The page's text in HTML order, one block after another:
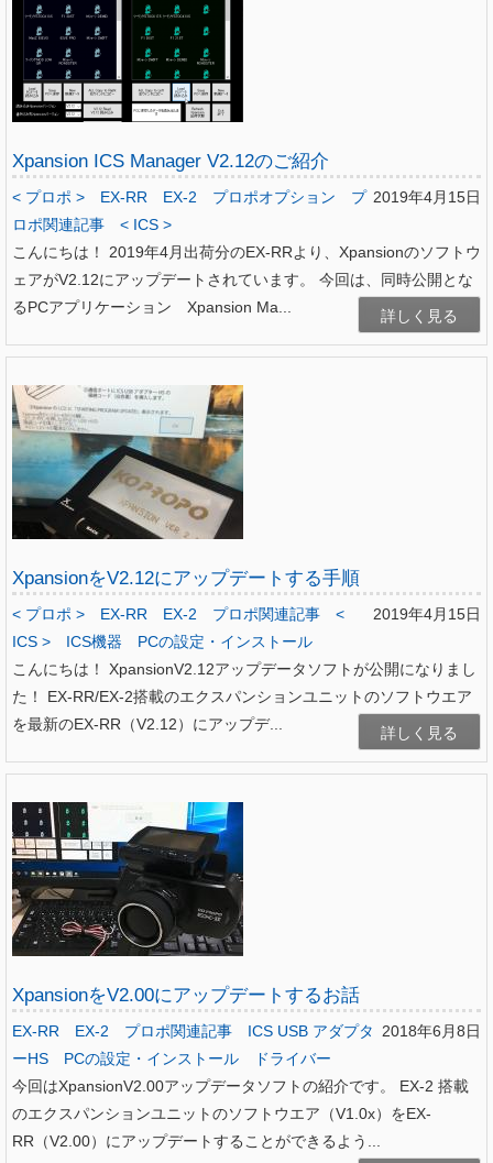
Xpansion ICS Manager V2.12のご紹介
2019年4月15日
< プロポ > EX-RR EX-2 プロポオプション
プ
ロポ関連記事
< ICS >
こんにちは！ 2019年4月出荷分のEX-RRより、Xpansionのソフトウ
ェアがV2.12にアップデートされています。 今回は、同時公開とな
るPCアプリケーション Xpansion Ma...
詳しく見る
XpansionをV2.12にアップデートする手順
2019年4月15日
< プロポ > EX-RR EX-2 プロポ関連記事
<
ICS >
ICS機器
PCの設定・インストール
こんにちは！ XpansionV2.12アップデータソフトが公開になりまし
た！ EX-RR/EX-2搭載のエクスパンションユニットのソフトウエア
を最新のEX-RR（V2.12）にアップデ...
詳しく見る
XpansionをV2.00にアップデートするお話
2018年6月8日
EX-RR EX-2 プロポ関連記事
ICS USB アダプタ
ーHS
PCの設定・インストール
ドライバー
今回はXpansionV2.00アップデータソフトの紹介です。 EX-2 搭載
のエクスパンションユニットのソフトウエア（V1.0x）をEX-
RR（V2.00）にアップデートすることができるよう...